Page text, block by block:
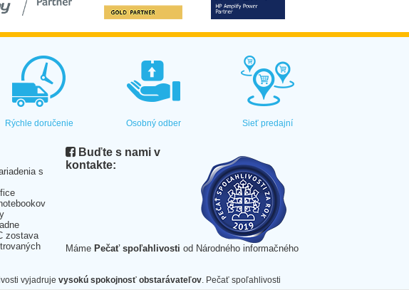
Rýchle doručenie Osobný odber Sieť predajní
s
zostava
Buďte s nami v
kontakte:
Máme Pečať spoľahlivosti od Národného informačného
vyjadruje vysokú spokojnosť obstarávateľov. Pečať spoľahlivosti